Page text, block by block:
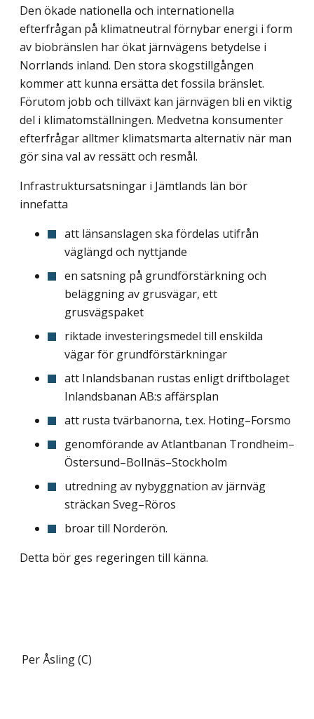
Den ökade nationella och internationella
efterfrågan på klimatneutral förnybar energi i form
av biobränslen har ökat järnvägens betydelse i
Norrlands inland. Den stora skogstillgången
kommer att kunna ersätta det fossila bränslet.
Förutom jobb och tillväxt kan järnvägen bli en viktig
del i klimatomställningen. Medvetna konsumenter
efterfrågar alltmer klimatsmarta alternativ när man
gör sina val av ressätt och resmål.
Infrastruktursatsningar i Jämtlands län bör
innefatta
att länsanslagen ska fördelas utifrån
väglängd och nyttjande
en satsning på grundförstärkning och
beläggning av grusvägar, ett
grusvägspaket
riktade investeringsmedel till enskilda
vägar för grundförstärkningar
att Inlandsbanan rustas enligt driftbolaget
Inlandsbanan AB:s affärsplan
att rusta tvärbanorna, t.ex. Hoting–Forsmo
genomförande av Atlantbanan Trondheim–
Östersund–Bollnäs–Stockholm
utredning av nybyggnation av järnväg
sträckan Sveg–Röros
broar till Norderön.
Detta bör ges regeringen till känna.
Per Åsling (C)